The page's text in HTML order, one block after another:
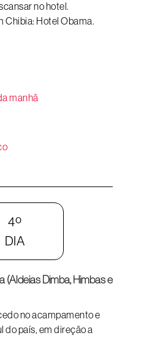
no hotel.
Chibia: Hotel Obama.
manhã
4º
DIA
(Aldeias Dimba, Himbas e
no acampamento e
do país, em direção a